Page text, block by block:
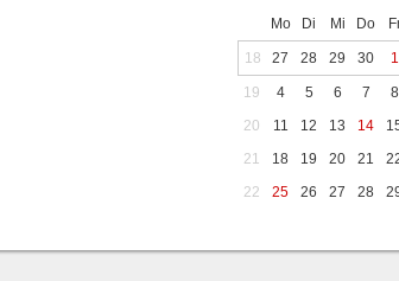
Mo
Di Mi Do
18 27 28 29 30 1
19 4 5 6 7 8
20
11 12 13 14
21
18 19 20 21
22
25 26 27 28